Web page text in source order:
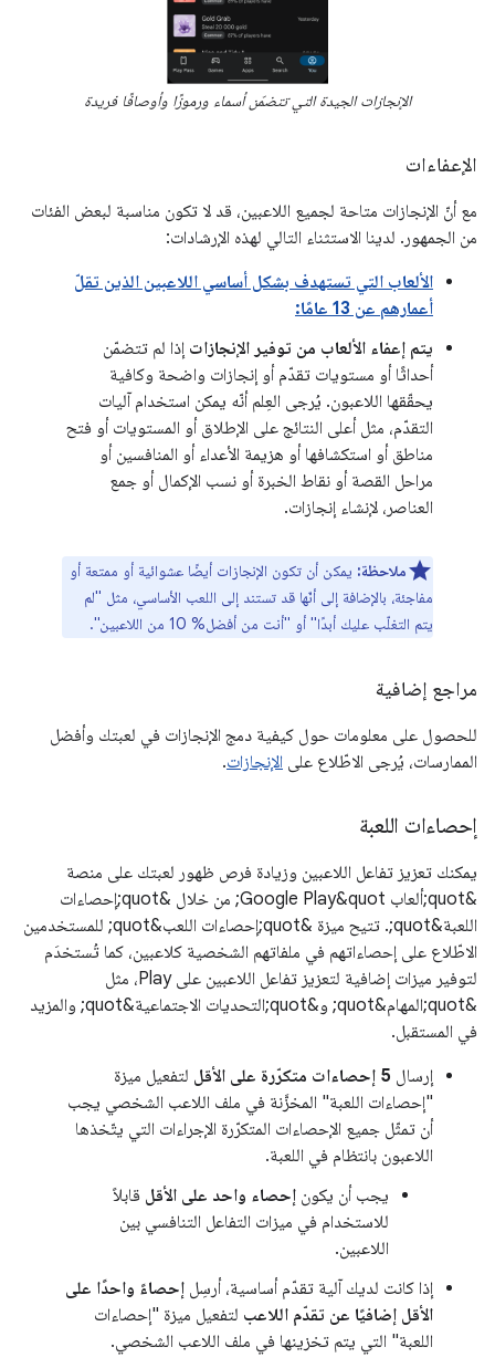
الإنجازات الجيدة التي تتضمّن أسماء ورموزًا وأوصافًا فريدة
الإعفاءات
مع أنّ الإنجازات متاحة لجميع اللاعبين، قد لا تكون مناسبة لبعض الفئات
من الجمهور. لدينا الاستثناء التالي لهذه الإرشادات:
الألعاب التي تستهدف بشكل أساسي اللاعبين الذين تقلّ
أعمارهم عن 13 عامًا:
يتم إعفاء الألعاب من توفير الإنجازات إذا لم تتضمّن
أحداثًا أو مستويات تقدّم أو إنجازات واضحة وكافية
يحقّقها اللاعبون. يُرجى العِلم أنّه يمكن استخدام آليات
التقدّم، مثل أعلى النتائج على الإطلاق أو المستويات أو فتح
مناطق أو استكشافها أو هزيمة الأعداء أو المنافسين أو
مراحل القصة أو نقاط الخبرة أو نسب الإكمال أو جمع
العناصر، لإنشاء إنجازات.
ملاحظة: يمكن أن تكون الإنجازات أيضًا عشوائية أو ممتعة أو
مفاجئة، بالإضافة إلى أنّها قد تستند إلى اللعب الأساسي، مثل "لم
يتم التغلّب عليك أبدًا" أو "أنت من أفضل% 10 من اللاعبين".
مراجع إضافية
للحصول على معلومات حول كيفية دمج الإنجازات في لعبتك وأفضل
الممارسات، يُرجى الاطّلاع على الإنجازات.
إحصاءات اللعبة
يمكنك تعزيز تفاعل اللاعبين وزيادة فرص ظهور لعبتك على منصة
&quot;ألعاب Google Play&quot; من خلال &quot;إحصاءات
اللعبة&quot;. تتيح ميزة &quot;إحصاءات اللعب&quot; للمستخدمين
الاطّلاع على إحصاءاتهم في ملفاتهم الشخصية كلاعبين، كما تُستخدَم
لتوفير ميزات إضافية لتعزيز تفاعل اللاعبين على Play، مثل
&quot;المهام&quot; و&quot;التحديات الاجتماعية&quot; والمزيد
في المستقبل.
إرسال 5 إحصاءات متكرّرة على الأقل
لتفعيل ميزة
"إحصاءات اللعبة" المخزَّنة في ملف اللاعب الشخصي يجب
أن تمثّل جميع الإحصاءات المتكرّرة الإجراءات التي يتّخذها
اللاعبون بانتظام في اللعبة.
يجب أن يكون إحصاء واحد على الأقل قابلاً
للاستخدام في ميزات التفاعل التنافسي بين
اللاعبين.
إذا كانت لديك آلية تقدّم أساسية، أرسِل إحصاءً واحدًا على
الأقل إضافيًا عن تقدّم اللاعب لتفعيل ميزة "إحصاءات
اللعبة" التي يتم تخزينها في ملف اللاعب الشخصي.